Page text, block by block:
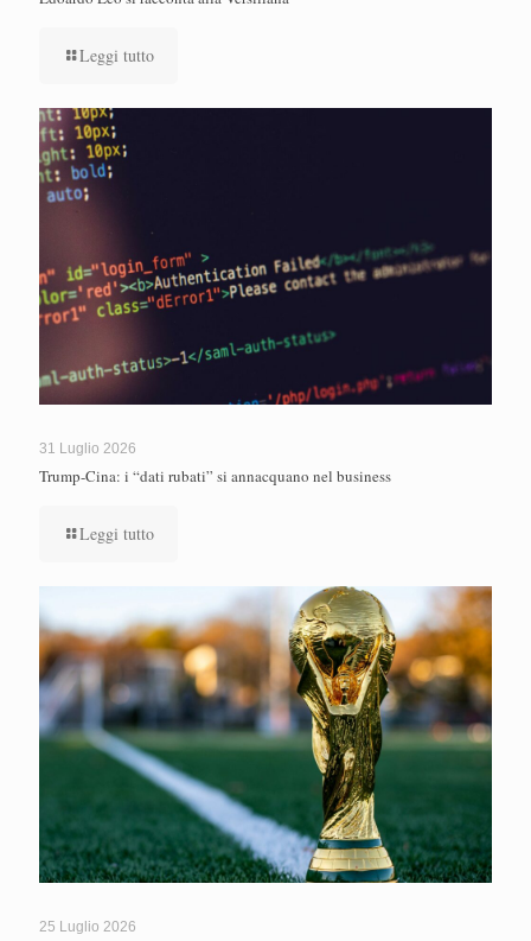
Leggi tutto
31 Luglio 2026
Trump-Cina: i “dati rubati” si annacquano nel business
Leggi tutto
25 Luglio 2026